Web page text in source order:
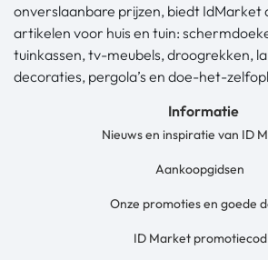
onverslaanbare prijzen, biedt IdMarket
artikelen voor huis en tuin:
tuinkassen, tv-meubels, droogrekken,
decoraties, pergola’s en doe-het-
Informatie
Nieuws en inspiratie van ID
Aankoopgidsen
Onze promoties en goede
ID Market promotiecod